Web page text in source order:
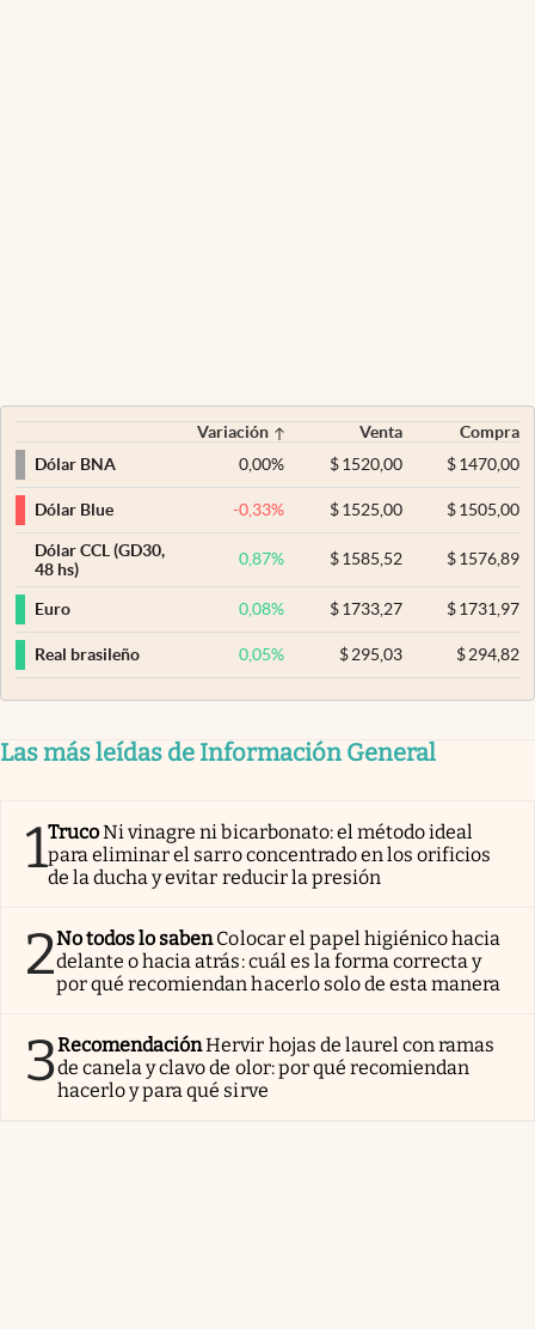
Variación Venta
Compra
Dólar BNA
0,00% $ 1520,00 $1470,00
Dólar Blue -0,33% $ 1525,00 $1505,00
Dólar CCL (GD30,
48 hs)
0,87% $ 1585,52 $1576,89
Euro 0,08% $ 1733,27 $1731,97
Real brasileño 0,05% $ 295,03 $294,82
Las más leídas de Información General
1TrucoNi vinagre ni bicarbonato: el método ideal
para eliminar el sarro concentrado en los orificios
de la ducha y evitar reducir la presión
2No todos lo sabenColocar el papel higiénico hacia
delante o hacia atrás: cuál es la forma correcta y
por qué recomiendan hacerlo solo de esta manera
3RecomendaciónHervir hojas de laurel con ramas
de canela y clavo de olor: por qué recomiendan
hacerlo y para qué sirve